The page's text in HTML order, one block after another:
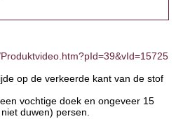
op de verkeerde kant van de stof
vochtige doek en ongeveer 15
duwen) persen.